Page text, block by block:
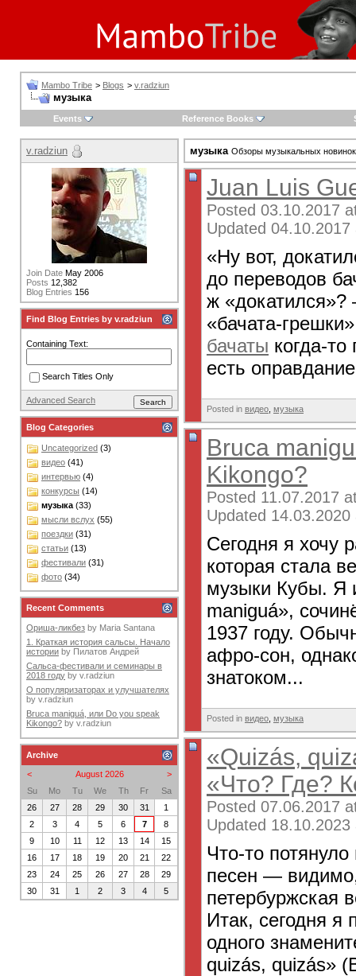
Mambo Tribe > Blogs > v.radziun
музыка
Events Reference Books
музыка Обзоры музыкальных
Juan Luis
Posted 03.10.2017
Updated
«Ну вот,
до переводов
ж
«бачата-
бачаты когда-
есть
Posted in видео музыка
Bruca
Kikongo?
Posted 11.07.2017
Updated
Сегодня я хочу
которая стала
музыки Кубы. Я
maniguá»,
1937 году.
афро-сон,
знатоком...
Posted in видео музыка
«Quizás,
«Что? Где?
Posted 07.06.2017
Updated
Что-то
песен —
петербуржская
Итак, сегодня
одного
quizás, quizás»
v.radziun
Join Date May 2006
Posts 12,382
Blog Entries 156
Find Blog Entries by v.radziun
Containing Text:
Search Titles Only
Advanced Search
Blog Categories
Uncategorized (3)
видео (41)
интервью (4)
конкурсы (14)
музыка (33)
мысли вслух (55)
поездки (31)
статьи (13)
фестивали (31)
фото (34)
Recent Comments
Ориша-ликбез by Maria Santana
1. Краткая история сальсы. Начало
истории by Пилатов Андрей
Сальса-фестивали и семинары в
2018 году by v.radziun
О популяризаторах и улучшателях
by v.radziun
Bruca maniguá, или Do you speak
Kikongo? by v.radziun
Archive
<
>
August 2026
Su
Mo Tu We Th Fr
Sa
26
27 28 29 30 31
1
2
3 4 5 6 7
8
9
10 11 12 13 14
15
16
17 18 19 20 21
22
23
24 25 26 27 28
29
30
31 1 2 3 4 5